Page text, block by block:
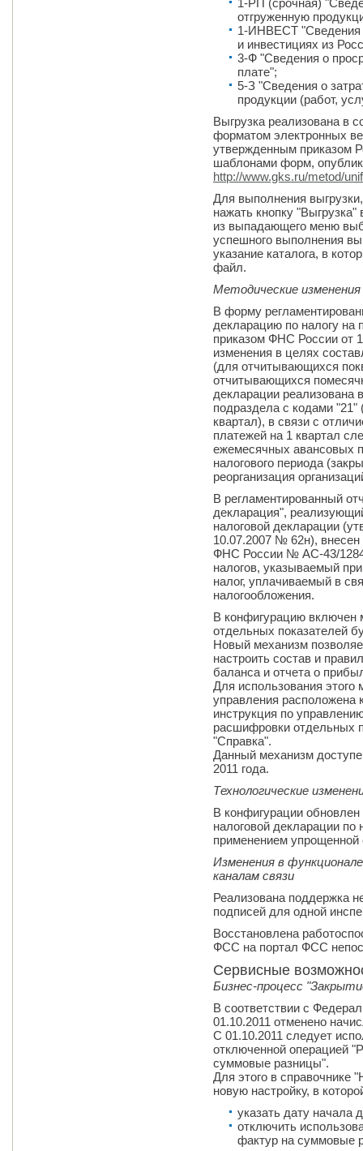
1-РП (срочная)
отгруженную
1-ИНВЕСТ "Сведения
и инвестициях из
3-Ф "Сведения о
плате";
5-З "Сведения о
продукции (работ,
Выгрузка реализована в
форматом электронных
утвержденным приказом
шаблонами форм,
http://www.gks.ru/metod/
Для выполнения
нажать кнопку
из выпадающего меню
успешного выполнения
указание каталога, в
файл.
Методические изменения
В форму
декларацию по налогу на
приказом ФНС России от
изменения в целях
(для отчитывающихся
отчитывающихся
декларации реализована
подраздела с кодами "21"
квартал), в связи с
платежей на 1 квартал
ежемесячных авансовых
налогового периода
реорганизация
В регламентированный
декларация",
налоговой декларации
10.07.2007 № 62н), внесен
ФНС России № АС-43/
налогов, указываемый
налог, уплачиваемый в
налогообложения.
В конфигурацию включен
отдельных показателей
Новый механизм
настроить состав и
баланса и отчета о
Для использования этого
управления расположена
инструкция по
расшифровки отдельных
"Справка".
Данный механизм
2011 года.
Технологические
В конфигурации
налоговой декларации по
применением
Изменения в
каналам связи
Реализована поддержка
подписей для одной
Восстановлена
ФСС на портал ФСС
Сервисные
Бизнес-процесс
В соответствии с
01.10.2011 отменено
С 01.10.2011 следует
отключенной операцией
суммовые разницы".
Для этого в справочнике
новую настройку, в
указать дату начала
отключить
фактур на суммовые